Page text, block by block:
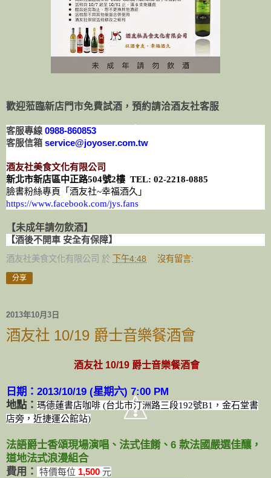
歡迎蒞臨新店門市免費試酒 ，預約請洽酒友社客服
客服專線 0988-860853
客服信箱 service@joyoser.com.tw
酒友社美食文化有限公司
新北市新店區中正路504號2樓 TEL: 02-2218-0885
臉書粉絲專頁「酒友社~幸福酒久」
https://www.facebook.com/jys.fans
【未成年請勿飲酒】
【酒後不開車 安全有保障】
酒友社美食文化有限公司 於 下午4:48 沒有留言:
分享
2013年10月3日
酒友社 10/19 爵士音樂餐酒會
酒友社 10/19 爵士音樂餐酒會
日期：2013/10/19 (星期六) 7:00 PM
地點： 瑪德蓮書店咖啡 (台北市汀洲路三段192號B1 ，金石堂書
店旁，近捷運公館站)
法語爵士香頌現場演唱、法式佳餚、6 款法國嚴選佳釀，
道地法式浪漫組合
費用： 特價每位 1,500 元